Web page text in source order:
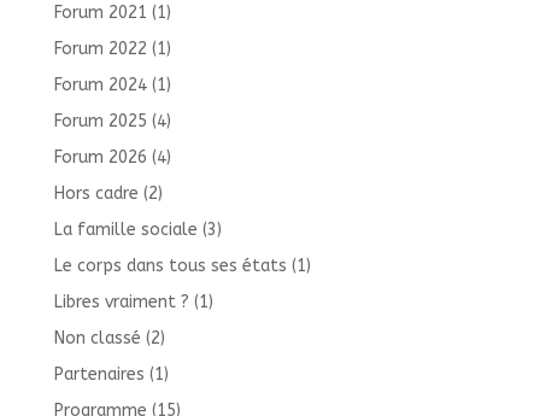
Forum 2021 (1)
Forum 2022 (1)
Forum 2024(1)
Forum 2025 (4)
Forum 2026 (4)
Hors cadre (2)
La famille sociale (3)
Le corps dans tous ses états (1)
Libres vraiment ? (1)
Non classé (2)
Partenaires (1)
Programme (15)